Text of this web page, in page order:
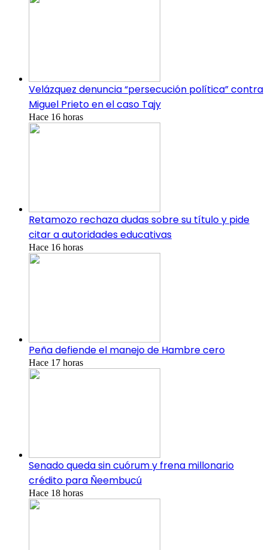
Velázquez denuncia “persecución política” contra
Miguel Prieto en el caso Tajy
Hace 16 horas
Retamozo rechaza dudas sobre su título y pide
citar a autoridades educativas
Hace 16 horas
Peña defiende el manejo de Hambre cero
Hace 17 horas
Senado queda sin cuórum y frena millonario
crédito para Ñeembucú
Hace 18 horas